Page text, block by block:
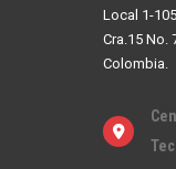
Local 1-
Cra.15 No.
Colombia.